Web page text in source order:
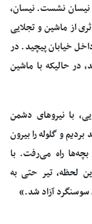
نیسان نشست. نیسان،
از ماشین و تجلایی
خیابان پیچید. در
در حالیکه با ماشین
حدود ۴ دقیقه به تنهایی، با نیروهای دشمن
و گلوله را بیرون
راه می‌رفت. با
لحظه، تیر حتی به
سوسنگرد آزاد شد.»